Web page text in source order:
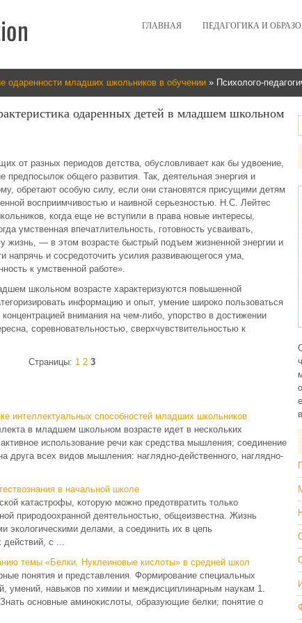
ГЛАВНАЯ ПЕДАГОГИКА И
одаренности младших школьников в обучении » Психолого-
одаренных детей в младшем школьном
от разных периодов детства, обусловливает как бы удвоение,
предпосылок общего развития. Так, деятельная энергия и
обретают особую силу, если они становятся присущими детям
восприимчивостью и наивной серьезностью. Н.С. Лейтес
когда еще не вступили в права новые интересы,
умственная впечатлительность, готовность усваивать,
жизнь, — в этом возрасте быстрый подъем жизненной энергии и
напрячь и сосредоточить усилия развивающегося ума,
к умственной работе».
школьном возрасте характеризуются повышенной
информацию и опыт, умение широко пользоваться
внимания на чем-либо, упорство в достижении
соревновательностью, сверхчувствительностью к
Страницы: 1 2 3
интеллектуальных способностей младших школьников
в младшем школьном возрасте идет в нескольких
использование речи как средства мышления; соединение
друга всех видов мышления: наглядно-действенного, наглядно-
в начальной школе
катастрофы, которую можно предотвратить только
природоохранной деятельностью, общеизвестна. Жизнь
экологическими делами, а соединить их в цепь
с ...
темы «Белки. Нуклеиновые кислоты» в средней школ
понятия и представления. Формирование специальных
умений, навыков по химии и междисциплинарным наукам 1.
основные аминокислоты, образующие белки; понятие о